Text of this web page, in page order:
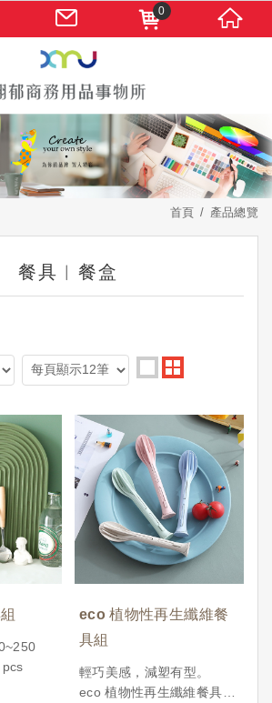
首頁 產品總覽
餐具︱餐盒
eco 植物性再生纖維餐
具組
輕巧美感，減塑有型。
eco 植物性再生纖維餐具組
0